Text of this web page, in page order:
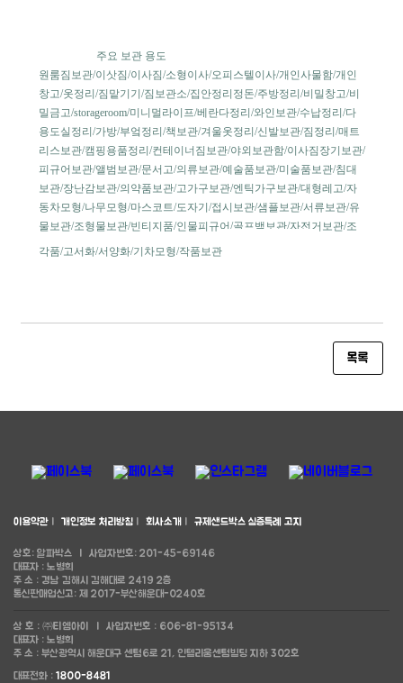
주요 보관 용도
원룸짐보관/이삿짐/이사짐/소형이사/오피스텔이사/개인사물함/개인
창고/옷정리/짐맡기기/짐보관소/집안정리정돈/주방정리/비밀창고/비
밀금고/storageroom/미니멀라이프/베란다정리/와인보관/수납정리/다
용도실정리/가방/부엌정리/책보관/겨울옷정리/신발보관/짐정리/매트
리스보관/캠핑용품정리/컨테이너짐보관/야외보관함/이사짐장기보관/
피규어보관/앨범보관/문서고/의류보관/예술품보관/미술품보관/침대
보관/장난감보관/의약품보관/고가구보관/엔틱가구보관/대형레고/자
동차모형/나무모형/마스코트/도자기/접시보관/샘플보관/서류보관/유
물보관/조형물보관/빈티지품/인물피규어/골프백보관/자전거보관/조
각품/고서화/서양화/기차모형/작품보관는 시대
목록
이용약관 개인정보 처리방침 회사소개 규제샌드박스 실증특례 고지
상호: 알파박스
사업자번호: 201-45-69146
대표자 : 노병희
주 소 : 경남 김해시 김해대로 2419 2층
통신판매업신고: 제 2017-부산해운대-0240호
상 호 : ㈜티엠아이
사업자번호 : 606-81-95134
대표자 : 노병희
주 소 : 부산광역시 해운대구 센텀6로 21, 인텔리움센텀빌딩 지하 302호
대표전화 : 1800-8481